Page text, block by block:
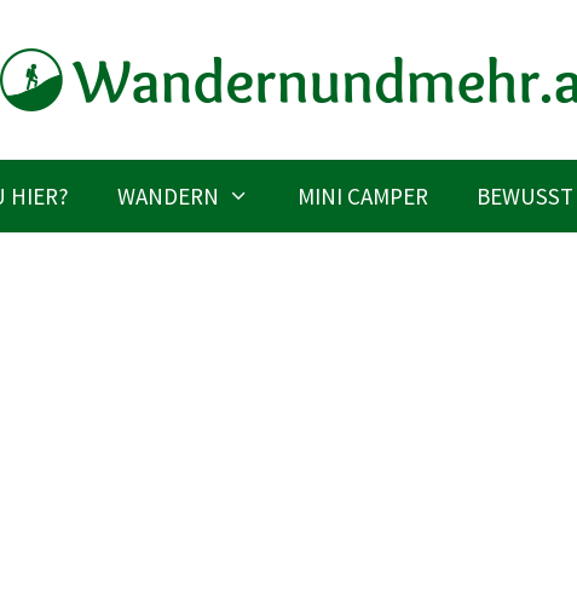
HIER? WANDERN MINI CAMPER